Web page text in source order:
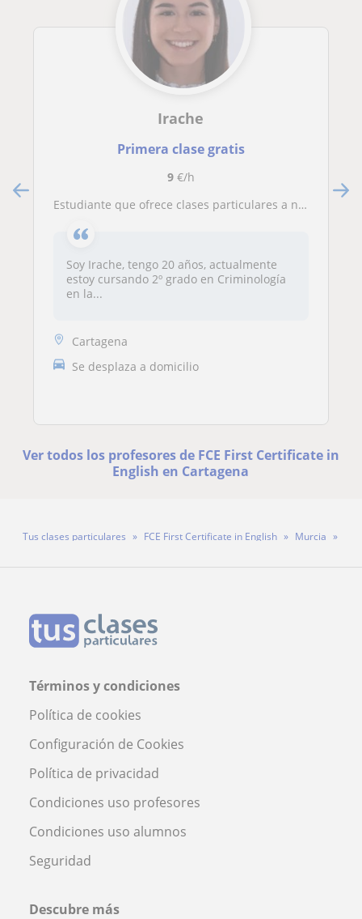
Irache
Primera clase gratis
9€/h
Estudiante que ofrece clases particulares a niños y niñas de cualquier asignatura, dispongo de experiencia en el sector
Soy Irache, tengo 20 años, actualmente
estoy cursando 2º grado en Criminología
en la...
Cartagena
Se desplaza a domicilio
Ver todos los profesores de FCE First Certificate in
English en Cartagena
Tus clases particulares FCE First Certificate in English
Murcia
Términos y condiciones
Política de cookies
Configuración de Cookies
Política de privacidad
Condiciones uso profesores
Condiciones uso alumnos
Seguridad
Descubre más